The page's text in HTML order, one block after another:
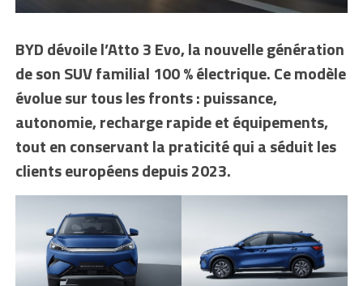
BYD dévoile l’Atto 3 Evo, la nouvelle génération
de son SUV familial 100 % électrique. Ce modèle
évolue sur tous les fronts : puissance,
autonomie, recharge rapide et équipements,
tout en conservant la praticité qui a séduit les
clients européens depuis 2023.